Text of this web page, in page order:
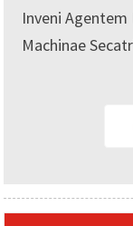
Inveni
Machinae